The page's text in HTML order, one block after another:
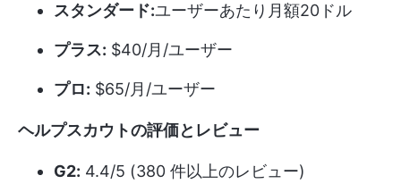
スタンダード:ユーザーあたり月額20ドル
プラス: $40/月/ユーザー
プロ: $65/月/ユーザー
ヘルプスカウトの評価とレビュー
G2: 4.4/5 (380 件以上のレビュー)